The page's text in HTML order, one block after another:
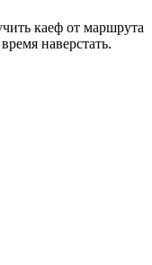
каеф от маршрута
наверстать.